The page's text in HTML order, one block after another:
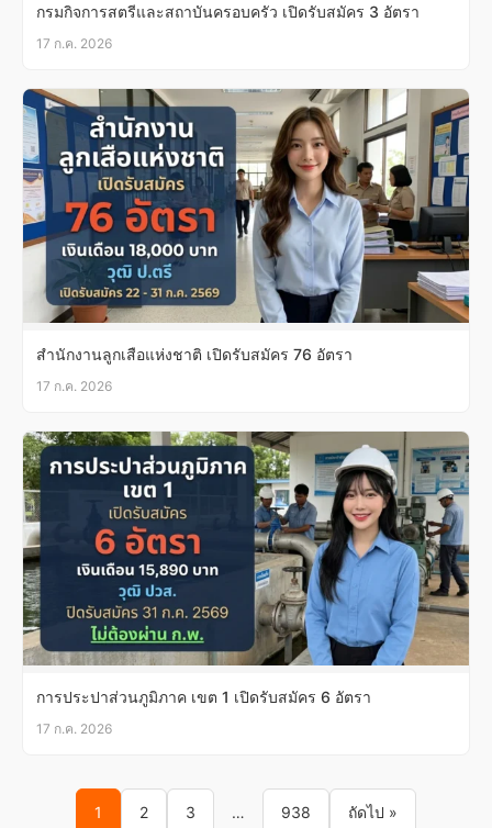
กรมกิจการสตรีและสถาบันครอบครัว เปิดรับสมัคร 3 อัตรา
17 ก.ค. 2026
สำนักงานลูกเสือแห่งชาติ เปิดรับสมัคร 76 อัตรา
17 ก.ค. 2026
การประปาส่วนภูมิภาค เขต 1 เปิดรับสมัคร 6 อัตรา
17 ก.ค. 2026
Posts pagination
1 2 3 … 938 ถัดไป »